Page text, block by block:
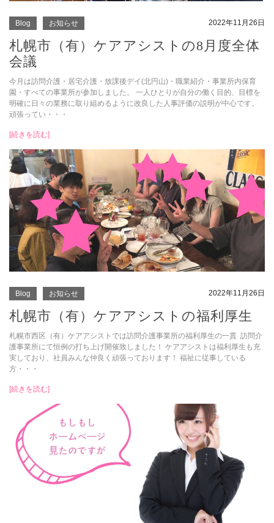
Blog お知らせ 2022年11月26日
札幌市（有）ケアアシストの8月度全体
会議
今月は訪問介護・居宅介護・放課後デイ(北円山)・職業紹介・事業所内保育
園・すべての事業所が参加しました。 一人ひとりが自分の働く目的、目標を
明確に日々の業務に取り組めるように改良した人事評価の説明が中心です。
頑張ってい・・・
[続きを読む]
Blog お知らせ 2022年11月26日
札幌市（有）ケアアシストの福利厚生
札幌市西区（有）ケアアシストでは訪問介護事業所の福利厚生の一貫 訪問介
護事業所にて恒例の打ち上げ開催致しました！ ケアアシストは福利厚生も充
実しており、社員みんな仲良く頑張っております！ 福祉に従事している
方・・・
[続きを読む]